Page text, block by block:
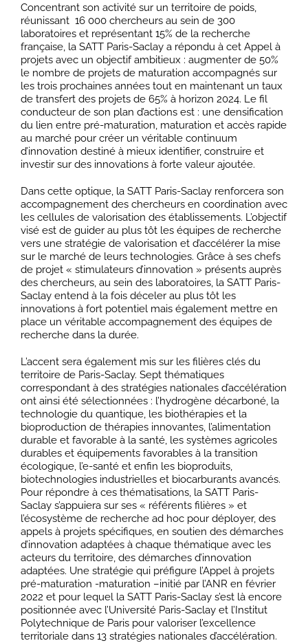
Concentrant son activité sur un territoire de poids,
réunissant 16 000 chercheurs au sein de 300
laboratoires et représentant 15% de la recherche
française, la SATT Paris-Saclay a répondu à cet Appel à
projets avec un objectif ambitieux : augmenter de 50%
le nombre de projets de maturation accompagnés sur
les trois prochaines années tout en maintenant un taux
de transfert des projets de 65% à horizon 2024. Le fil
conducteur de son plan d’actions est : une densification
du lien entre pré-maturation, maturation et accès rapide
au marché pour créer un véritable continuum
d’innovation destiné à mieux identifier, construire et
investir sur des innovations à forte valeur ajoutée.
Dans cette optique, la SATT Paris-Saclay renforcera son
accompagnement des chercheurs en coordination avec
les cellules de valorisation des établissements. L’objectif
visé est de guider au plus tôt les équipes de recherche
vers une stratégie de valorisation et d’accélérer la mise
sur le marché de leurs technologies. Grâce à ses chefs
de projet « stimulateurs d’innovation » présents auprès
des chercheurs, au sein des laboratoires, la SATT Paris-
Saclay entend à la fois déceler au plus tôt les
innovations à fort potentiel mais également mettre en
place un véritable accompagnement des équipes de
recherche dans la durée.
L’accent sera également mis sur les filières clés du
territoire de Paris-Saclay. Sept thématiques
correspondant à des stratégies nationales d’accélération
ont ainsi été sélectionnées : l’hydrogène décarboné, la
technologie du quantique, les biothérapies et la
bioproduction de thérapies innovantes, l’alimentation
durable et favorable à la santé, les systèmes agricoles
durables et équipements favorables à la transition
écologique, l’e-santé et enfin les bioproduits,
biotechnologies industrielles et biocarburants avancés.
Pour répondre à ces thématisations, la SATT Paris-
Saclay s’appuiera sur ses « référents filières » et
l’écosystème de recherche ad hoc pour déployer, des
appels à projets spécifiques, en soutien des démarches
d’innovation adaptées à chaque thématique avec les
acteurs du territoire, des démarches d’innovation
adaptées. Une stratégie qui préfigure l’Appel à projets
pré-maturation -maturation –initié par l’ANR en février
2022 et pour lequel la SATT Paris-Saclay s’est là encore
positionnée avec l’Université Paris-Saclay et l’Institut
Polytechnique de Paris pour valoriser l’excellence
territoriale dans 13 stratégies nationales d’accélération.